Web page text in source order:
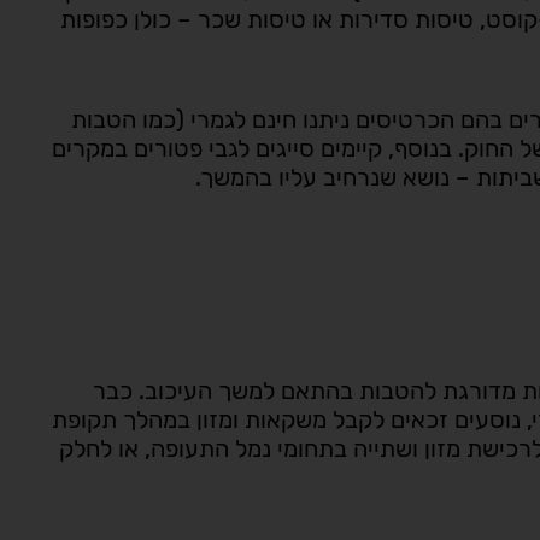
קוסט, טיסות סדירות או טיסות שכר – כולן כפופות
בהם הכרטיסים ניתנו חינם לגמרי (כמו הטבות
בנוסף, קיימים סייגים לגבי פטורים במקרים
שביתות – נושא שנרחיב עליו בהמשך.
מדורגת להטבות בהתאם למשך העיכוב. כבר
זכאים לקבל משקאות ומזון במהלך תקופת
מזון ושתייה בתחומי נמל התעופה, או לחלק